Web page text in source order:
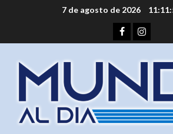
7 de agosto de 2026
Facebook